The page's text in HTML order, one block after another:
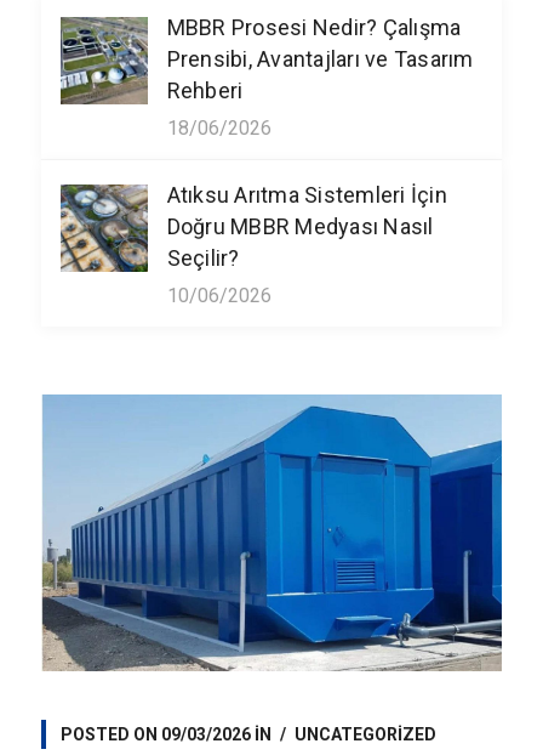
MBBR Prosesi Nedir? Çalışma
Prensibi, Avantajları ve Tasarım
Rehberi
18/06/2026
Atıksu Arıtma Sistemleri İçin
Doğru MBBR Medyası Nasıl
Seçilir?
10/06/2026
POSTED ON 09/03/2026IN UNCATEGORIZED